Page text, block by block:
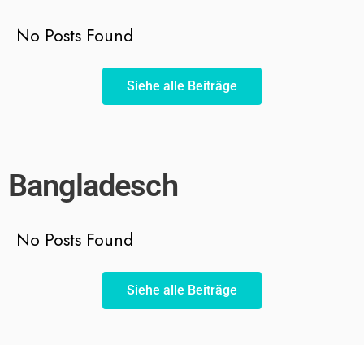
No Posts Found
Siehe alle Beiträge
Bangladesch
No Posts Found
Siehe alle Beiträge